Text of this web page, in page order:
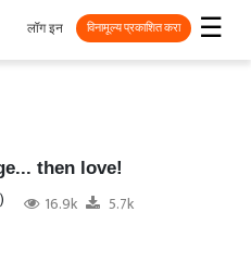
☰
लॉग इन विनामूल्य प्रकाशित करा
then love!
16.9k 5.7k